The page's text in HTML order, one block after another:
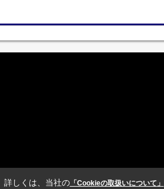
詳しくは、当社の「Cookieの取扱いについて」